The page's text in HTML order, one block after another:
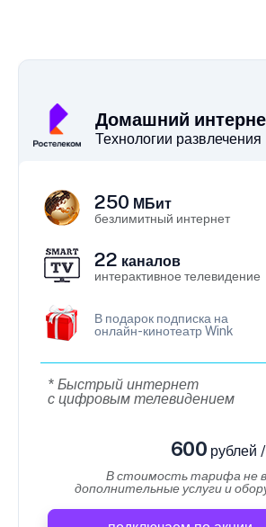
Домашний
Технологии развлечения
250 МБит
безлимитный интернет
22 каналов
интерактивное телевидение
В подарок подписка на
онлайн-кинотеатр Wink
* Быстрый интернет
с цифровым телевидением
600 рублей
В стоимость тарифа не
дополнительные услуги и